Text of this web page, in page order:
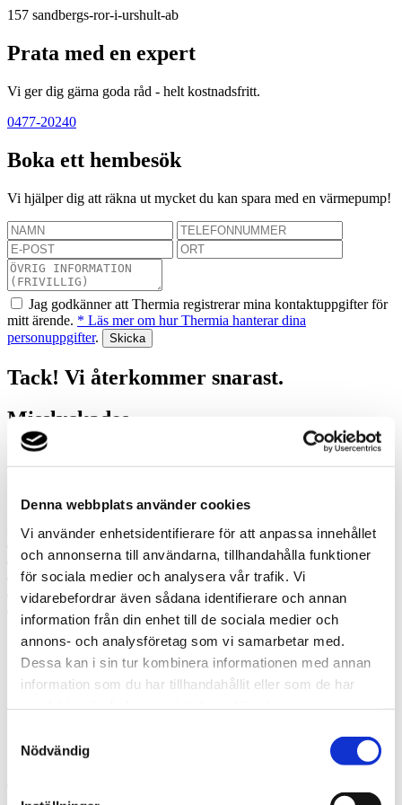
Denna webbplats använder cookies
Vi använder enhetsidentifierare för att anpassa innehållet
och annonserna till användarna, tillhandahålla funktioner
för sociala medier och analysera vår trafik. Vi
vidarebefordrar även sådana identifierare och annan
information från din enhet till de sociala medier och
annons- och analysföretag som vi samarbetar med.
Dessa kan i sin tur kombinera informationen med annan
information som du har tillhandahållit eller som de har
Nödvändig
157 sandbergs-ror-i-urshult-ab
Prata med en expert
Vi ger dig gärna goda råd - helt kostnadsfritt.
0477-20240
Boka ett hembesök
Vi hjälper dig att räkna ut mycket du kan spara med en värmepump!
Jag godkänner att Thermia registrerar mina kontaktuppgifter för
mitt ärende. * Läs mer om hur Thermia hanterar dina
personuppgifter.
Tack! Vi återkommer snarast.
Misslyckades
Ring oss
Ring oss om du har några frågor!
0477-20240
Begär offert
Kontakta mig
Boka hembesök
Prata med en expert
Kontakta mig
Boka hembesök